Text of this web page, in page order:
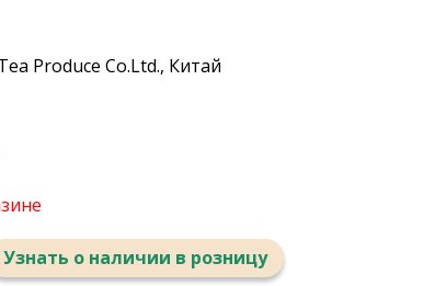
Produce Co.Ltd., Китай
Узнать о наличии в розницу